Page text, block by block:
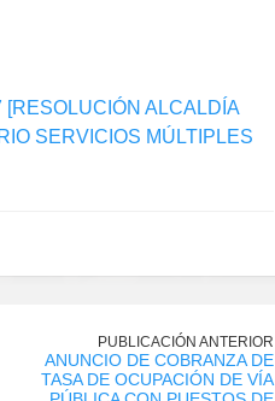
ALCALDÍA
SERVICIOS MÚLTIPLES
PUBLICACIÓN ANTERIOR
ANUNCIO DE COBRANZA DE
TASA DE OCUPACIÓN DE VÍA